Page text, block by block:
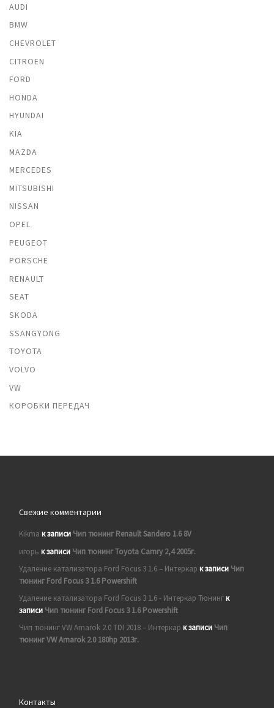
AUDI
BMW
CHEVROLET
CITROEN
FORD
HONDA
HYUNDAI
KIA
MAZDA
MERCEDES
MITSUBISHI
NISSAN
OPEL
PEUGEOT
PORSCHE
RENAULT
SEAT
SKODA
SSANGYONG
TOYOTA
VOLVO
VW
КОРОБКИ ПЕРЕДАЧ
Свежие комментарии
Kikma к записи Чип тюнинг Renault Sandero 1.6 8V
игорь к записи Чип тюнинг Toyota Camry 2,4 2005г.
Удаление катализатора Ford Focus 3 1.6 – Интеркар к записи Чип
тюнинг Ford Focus 3 1.6 Powershift
Удаление катализатора Ford Focus 3 1.6 - Интеркар Тюнингк
записи Чип тюнинг Ford Focus 3 1.6 Powershift
Чип тюнинг VW Amarok 2.0 TDI 2018 – Интеркар к записи Чип
тюнинг VW Amarok 2.0 180hp 2013г.
Контакты